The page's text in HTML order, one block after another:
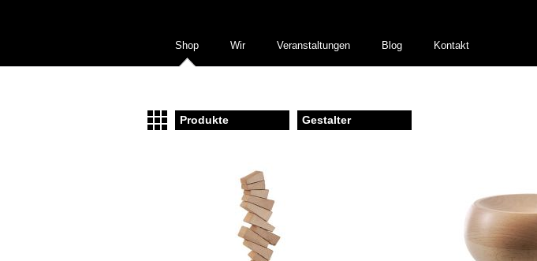
Shop Wir Veranstaltungen Blog Kontakt
Produkte Gestalter